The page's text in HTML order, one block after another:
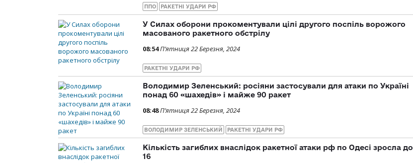
ППО РАКЕТНІ УДАРИ РФ
У Силах оборони прокоментували цілі другого поспіль ворожого
масованого ракетного обстрілу
08:54П’ятниця 22 Березня, 2024
РАКЕТНІ УДАРИ РФ
Володимир Зеленський: росіяни застосували для атаки по Україні
понад 60 «шахедів» і майже 90 ракет
08:48П’ятниця 22 Березня, 2024
ВОЛОДИМИР ЗЕЛЕНСЬКИЙ РАКЕТНІ УДАРИ РФ
Кількість загиблих внаслідок ракетної атаки рф по Одесі зросла до
16